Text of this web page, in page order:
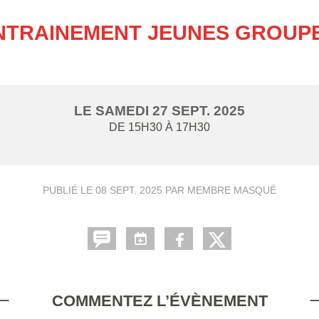
JEUNES
LE SAMEDI 27 SEPT. 2025
DE 15H30 À 17H30
PUBLIÉ LE 08 SEPT. 2025 PAR MEMBRE MASQUÉ
COMMENTEZ L’ÉVÈNEMENT